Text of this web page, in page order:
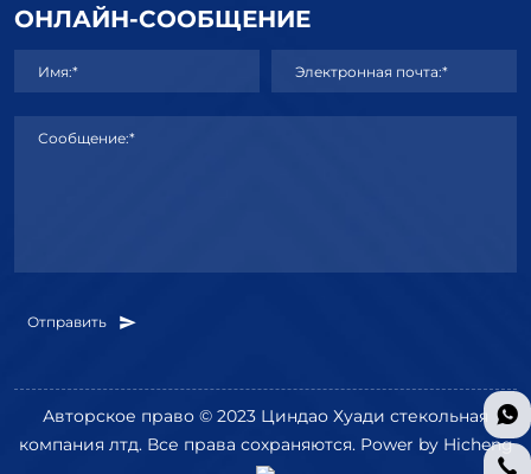
ОНЛАЙН-СООБЩЕНИЕ
Имя:* Электронная почта:*
Сообщение:*
Отправить
Авторское право © 2023 Циндао Хуади стекольная
компания лтд. Все права сохраняются. Power by Hicheng